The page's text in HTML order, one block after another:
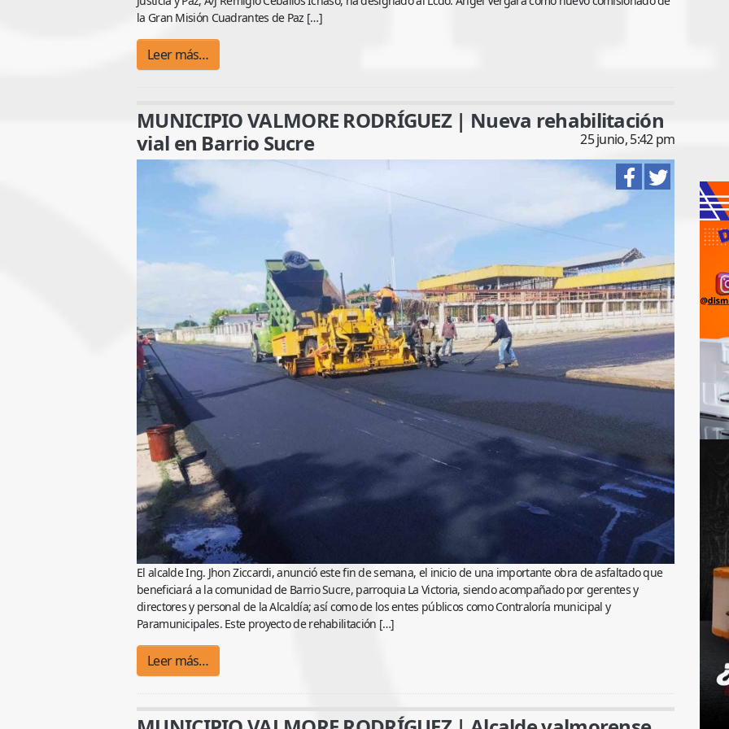
la Gran Misión Cuadrantes de Paz […]
Leer más…
MUNICIPIO VALMORE RODRÍGUEZ | Nueva rehabilitación
vial en Barrio Sucre
25 junio, 5:42 pm
El alcalde Ing. Jhon Ziccardi, anunció este fin de semana, el inicio de una importante obra de asfaltado que
beneficiará a la comunidad de Barrio Sucre, parroquia La Victoria, siendo acompañado por gerentes y
directores y personal de la Alcaldía; así como de los entes públicos como Contraloría municipal y
Paramunicipales. Este proyecto de rehabilitación […]
Leer más…